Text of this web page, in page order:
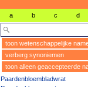
a b c d
toon wetenschappelijke
verberg synoniemen
toon alleen geaccepteerde
Paardenbloembladwrat